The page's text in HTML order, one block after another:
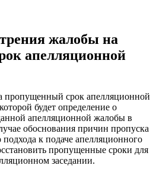
жалобы на
апелляционной
пропущенный срок апелляционной
будет определение о
апелляционной жалобы в
обоснования причин пропуска
подхода к подаче апелляционного
пропущенные сроки для
заседании.